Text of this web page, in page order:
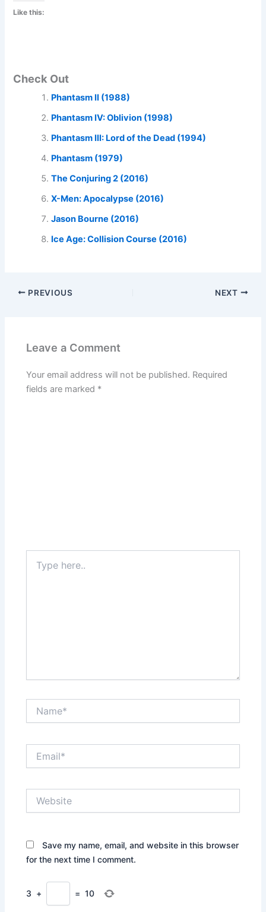
Like this:
Check Out
Phantasm II (1988)
Phantasm IV: Oblivion (1998)
Phantasm III: Lord of the Dead (1994)
Phantasm (1979)
The Conjuring 2 (2016)
X-Men: Apocalypse (2016)
Jason Bourne (2016)
Ice Age: Collision Course (2016)
PREVIOUS NEXT
Leave a Comment
Your email address will not be published. Required
fields are marked *
here..
Save my name, email, and website in this browser
for the next time I comment.
3 + = 10